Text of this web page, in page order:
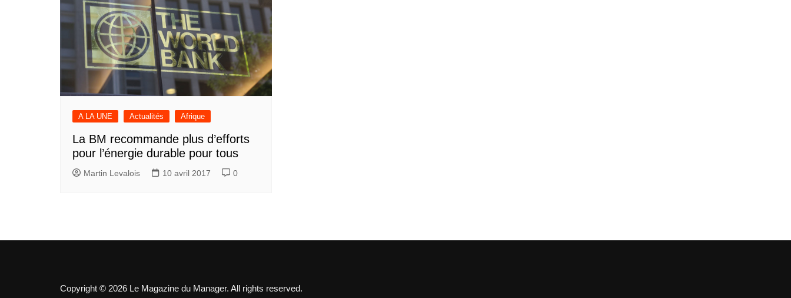
A LA UNE Actualités Afrique
La BM recommande plus d’efforts
pour l’énergie durable pour tous
Martin Levalois 10 avril 2017 0
Copyright © 2026 Le Magazine du Manager. All rights reserved.